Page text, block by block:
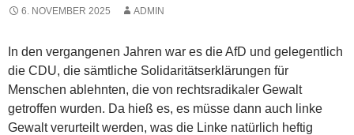
6. NOVEMBER 2025 ADMIN
In den vergangenen Jahren war es die AfD und gelegentlich
die CDU, die sämtliche Solidaritätserklärungen für
Menschen ablehnten, die von rechtsradikaler Gewalt
getroffen wurden. Da hieß es, es müsse dann auch linke
Gewalt verurteilt werden, was die Linke natürlich heftig